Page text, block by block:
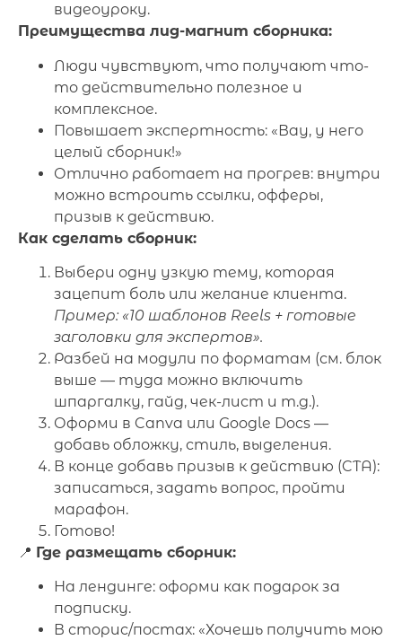
видеоуроку.
Преимущества лид-магнит сборника:
Люди чувствуют, что получают что-
то действительно полезное и
комплексное.
Повышает экспертность: «Вау, у него
целый сборник!»
Отлично работает на прогрев: внутри
можно встроить ссылки, офферы,
призыв к действию.
Как сделать сборник:
Выбери одну узкую тему, которая
зацепит боль или желание клиента.
Пример: «10 шаблонов Reels + готовые
заголовки для экспертов».
Разбей на модули по форматам (см. блок
выше — туда можно включить
шпаргалку, гайд, чек-лист и т.д.).
Оформи в Canva или Google Docs —
добавь обложку, стиль, выделения.
В конце добавь призыв к действию (CTA):
записаться, задать вопрос, пройти
марафон.
Готово!
📍 Где размещать сборник:
На лендинге: оформи как подарок за
подписку.
В сторис/постах: «Хочешь получить мою